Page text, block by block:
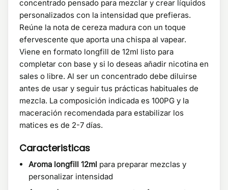
concentrado pensado para mezclar y crear líquidos
personalizados con la intensidad que prefieras.
Reúne la nota de cereza madura con un toque
efervescente que aporta una chispa al vapear.
Viene en formato longfill de 12ml listo para
completar con base y si lo deseas añadir nicotina en
sales o libre. Al ser un concentrado debe diluirse
antes de usar y seguir tus prácticas habituales de
mezcla. La composición indicada es 100PG y la
maceración recomendada para estabilizar los
matices es de 2-7 días.
Caracteristicas
Aroma longfill 12ml para preparar mezclas y
personalizar intensidad